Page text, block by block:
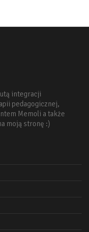
integracji
pedagogicznej,
Memoli a także
moją stronę :)